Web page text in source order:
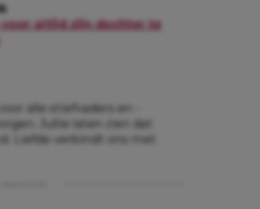
voor altijd zijn dochter te
alle stiefvaders en -
Jullie laten zien dat
Liefde verbindt ons met